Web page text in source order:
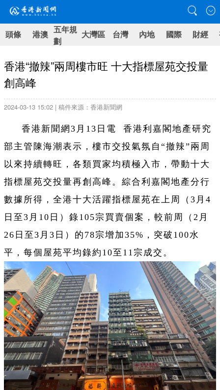
頭條 港澳 五年規
劃
大灣區 台灣 內地 國際 財經
香港“撤辣”兩周樓市旺 十大指標屋苑交投量
創高峰
2024-03-13 15:02 | 稿件來源：香港新聞網
香港新聞網3月13日電 香港利嘉閣地產研究
部主管陳海潮表示，樓市交投氣氛自“撤辣”兩周
以來持續轉旺，各類買家均積極入市，帶動十大
指標屋苑交投量再創高峰。綜合利嘉閣地產分行
數據所得，全港十大活躍指標屋苑在上周（3月4
日至3月10日）錄105宗買賣個案，較前周（2月
26日至3月3日）的78宗增加35%，突破100水
平，每個屋苑平均錄約10至11宗成交。